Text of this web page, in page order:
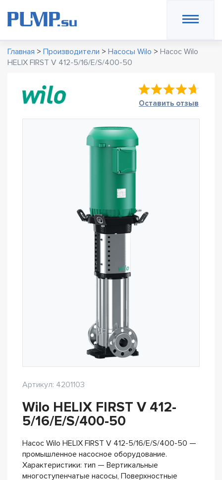
Главная > Производители > Насосы Wilo > Насос Wilo
HELIX FIRST V 412-5/16/E/S/400-50
Оставить отзыв
Артикул: 4201103
Wilo HELIX FIRST V 412-
5/16/E/S/400-50
Насос Wilo HELIX FIRST V 412-5/16/E/S/400-50 —
промышленное насосное оборудование.
Характеристики: тип — Вертикальные
многоступенчатые насосы, Поверхностные